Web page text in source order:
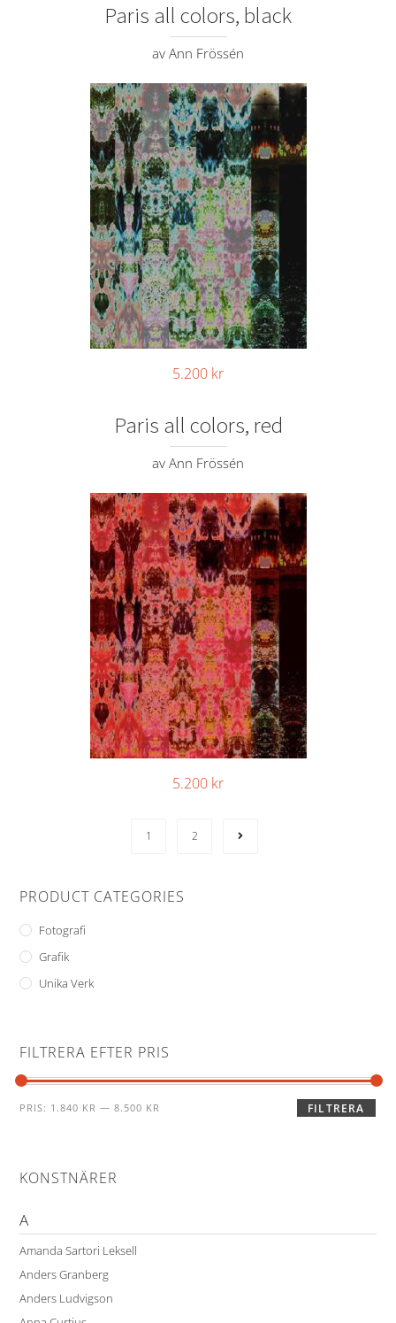
Paris all colors, black
av Ann Frössén
5.200 kr
Paris all colors, red
av Ann Frössén
5.200 kr
1 2
PRODUCT CATEGORIES
Fotografi
Grafik
Unika Verk
FILTRERA EFTER PRIS
FILTRERA
PRIS: 1.840 KR —8.500 KR
KONSTNÄRER
A
Amanda Sartori Leksell
Anders Granberg
Anders Ludvigson